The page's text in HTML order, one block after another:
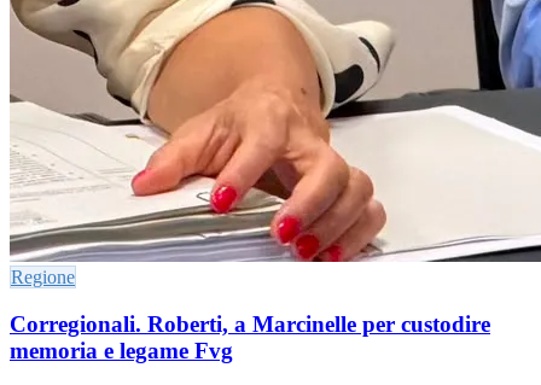
Regione
Corregionali. Roberti, a Marcinelle per custodire
memoria e legame Fvg